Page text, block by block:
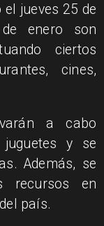
jueves 25 de
enero son
ciertos
cines,
a cabo
y se
Además, se
recursos en
país.